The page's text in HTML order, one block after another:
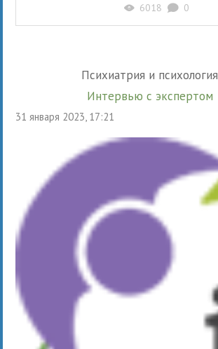
X 6018 K 0
Психиатрия и психология
Интервью с экспертом
31 января 2023, 17:21